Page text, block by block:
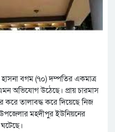
বগম (৭০) দম্পতির একমাত্র
অভিযোগ উঠেছে। প্রায় চারমাস
করে তালাবদ্ধ করে দিয়েছে নিজ
মহদীপুর ইউনিয়নের